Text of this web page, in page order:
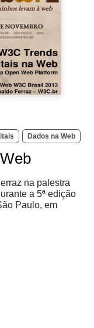
Dados na Web
na palestra
a 5ª edição
Paulo, em